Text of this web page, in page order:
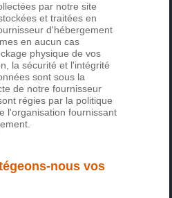
par notre site
et traitées en
d'hébergement
en aucun cas
physique de vos
la sécurité et l'intégrité
sont sous la
de notre fournisseur
régies par la politique
l'organisation fournissant
nous vos